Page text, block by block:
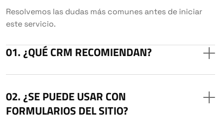
Resolvemos las dudas más comunes antes de iniciar
este servicio.
¿QUÉ CRM RECOMIENDAN?
¿SE PUEDE USAR CON
FORMULARIOS DEL SITIO?